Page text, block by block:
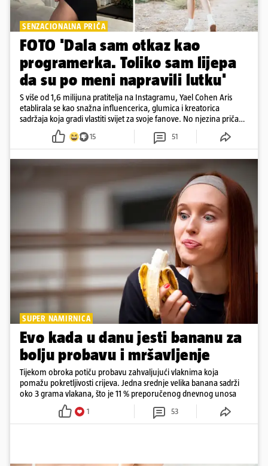
SENZACIONALNA PRIČA
FOTO 'Dala sam otkaz kao
programerka. Toliko sam lijepa
da su po meni napravili lutku'
S više od 1,6 milijuna pratitelja na Instagramu, Yael Cohen Aris
etablirala se kao snažna influencerica, glumica i kreatorica
sadržaja koja gradi vlastiti svijet za svoje fanove. No njezina priča
pokazuje da online slava dolazi i s neočekivanim izazovima
15 51
SUPER NAMIRNICA
Evo kada u danu jesti bananu za
bolju probavu i mršavljenje
Tijekom obroka potiču probavu zahvaljujući vlaknima koja
pomažu pokretljivosti crijeva. Jedna srednje velika banana sadrži
oko 3 grama vlakana, što je 11 % preporučenog dnevnog unosa
1 53